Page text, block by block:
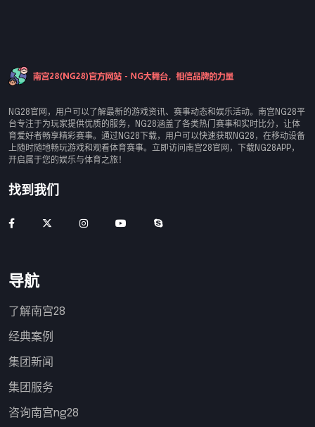
NG28官网，用户可以了解最新的游戏资讯、赛事动态和娱乐活动。南宫NG28平
台专注于为玩家提供优质的服务，NG28涵盖了各类热门赛事和实时比分，让体
育爱好者畅享精彩赛事。通过NG28下载，用户可以快速获取NG28，在移动设备
上随时随地畅玩游戏和观看体育赛事。立即访问南宫28官网，下载NG28APP，
开启属于您的娱乐与体育之旅！
找到我们
导航
了解南宫28
经典案例
集团新闻
集团服务
咨询南宫ng28